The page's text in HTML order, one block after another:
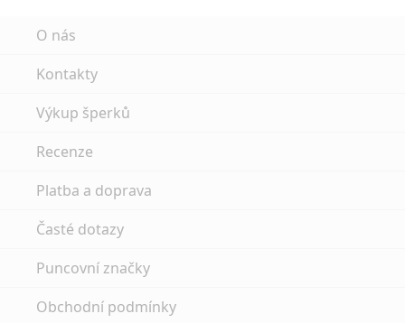
O nás
Kontakty
Výkup šperků
Recenze
Platba a doprava
Časté dotazy
Puncovní značky
Obchodní podmínky